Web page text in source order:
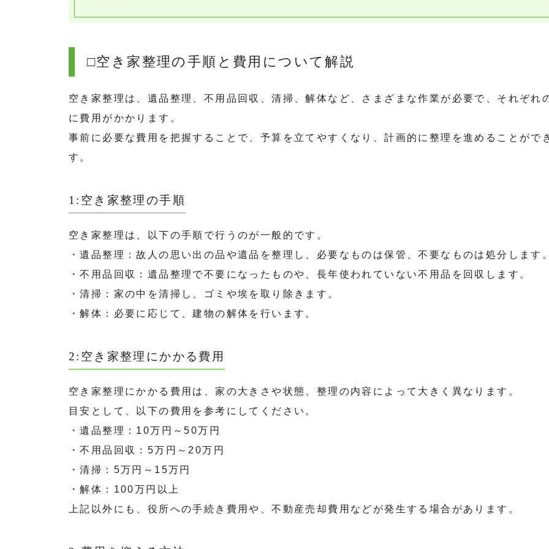
□空き家整理の手順と費用について解説
空き家整理は、遺品整理、不用品回収、清掃、解体など、さまざまな作業が必要で、それぞれ
に費用がかかります。
事前に必要な費用を把握することで、予算を立てやすくなり、計画的に整理を進めることがで
す。
1:空き家整理の手順
空き家整理は、以下の手順で行うのが一般的です。
・遺品整理：故人の思い出の品や遺品を整理し、必要なものは保管、不要なものは処分します。
・不用品回収：遺品整理で不要になったものや、長年使われていない不用品を回収します。
・清掃：家の中を清掃し、ゴミや埃を取り除きます。
・解体：必要に応じて、建物の解体を行います。
2:空き家整理にかかる費用
空き家整理にかかる費用は、家の大きさや状態、整理の内容によって大きく異なります。
目安として、以下の費用を参考にしてください。
・遺品整理：10万円～50万円
・不用品回収：5万円～20万円
・清掃：5万円～15万円
・解体：100万円以上
上記以外にも、役所への手続き費用や、不動産売却費用などが発生する場合があります。